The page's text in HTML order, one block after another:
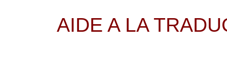
AIDE A LA